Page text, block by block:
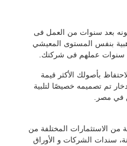
بعد سنوات من العمل فى
بنفس المستوى المعيشي
سنوات عملهم فى شركتك.
بأصولك الأكثر قيمة
تم تصميمه خصيصًا لتلبية
في مصر.
الاستثمارات المختلفة من
سندات الشركات و الأوراق